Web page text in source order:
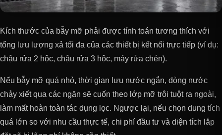
Kích thước của bẫy mỡ phải được tính toán tương thích với
tổng lưu lượng xả tối đa của các thiết bị kết nối trực tiếp (ví dụ:
chậu rửa 2 hộc, chậu rửa 3 hộc, máy rửa chén).
Nếu bẫy mỡ quá nhỏ, thời gian lưu nước ngắn, dòng nước
chảy xiết qua các ngăn sẽ cuốn theo lớp mỡ trôi tuột ra ngoài,
làm mất hoàn toàn tác dụng lọc. Ngược lại, nếu chọn dung tích
quá lớn so với nhu cầu thực tế, chi phí đầu tư và diện tích lắp